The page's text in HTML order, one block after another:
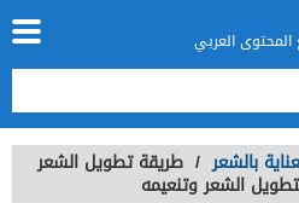
المحتوى العربي
بالشعر / طريقة تطويل الشعر
الشعر وتنعيمه